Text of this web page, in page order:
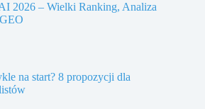
2026 – Wielki Ranking, Analiza
na start? 8 propozycji dla